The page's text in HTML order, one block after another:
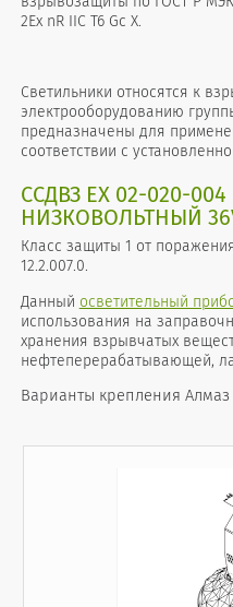
2Ex nR IIC T6 Gc X.
Светильники относятся к
электрооборудованию
предназначены для
соответствии с
ССДВЗ ЕХ 02-020-
НИЗКОВОЛЬТНЫЙ
Класс защиты 1 от
12.2.007.0.
Данный осветительный
использования на
хранения взрывчатых
нефтеперерабатывающей,
Варианты крепления Алмаз